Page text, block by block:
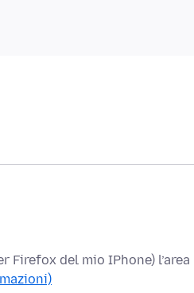
del mio IPhone) l’area